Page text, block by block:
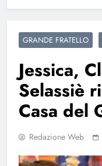
GRANDE FRATELLO
Jessica,
Selassiè
Casa del
Redazione Web